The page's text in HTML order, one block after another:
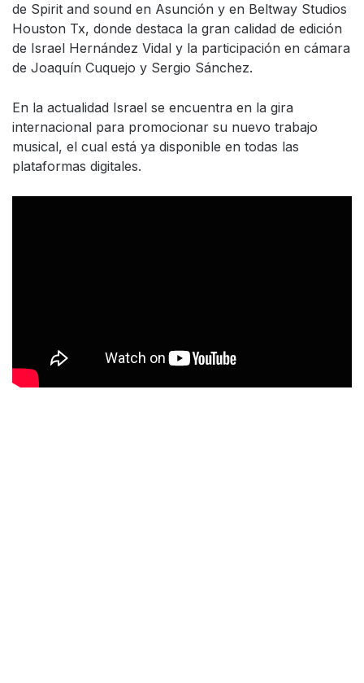
de Spirit and sound en Asunción y en Beltway Studios
Houston Tx, donde destaca la gran calidad de edición
de Israel Hernández Vidal y la participación en cámara
de Joaquín Cuquejo y Sergio Sánchez.
En la actualidad Israel se encuentra en la gira
internacional para promocionar su nuevo trabajo
musical, el cual está ya disponible en todas las
plataformas digitales.